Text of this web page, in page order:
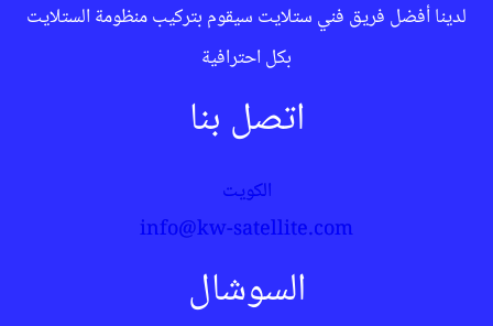
لدينا أفضل فريق فني ستلايت سيقوم بتركيب منظومة الستلايت
بكل احترافية
اتصل بنا
الكويت
info@kw-satellite.com
السوشال